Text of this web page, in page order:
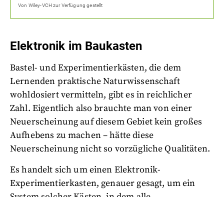
Von Wiley-VCHzur Verfügung gestellt
Elektronik im Baukasten
Bastel- und Experimentierkästen, die dem
Lernenden praktische Naturwissenschaft
wohldosiert vermitteln, gibt es in reichlicher
Zahl. Eigentlich also brauchte man von einer
Neuerscheinung auf diesem Gebiet kein großes
Aufhebens zu machen – hätte diese
Neuerscheinung nicht so vorzügliche Qualitäten.
Es handelt sich um einen Elektronik-
Experimentierkasten, genauer gesagt, um ein